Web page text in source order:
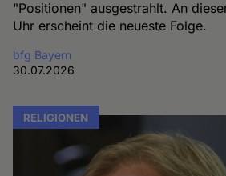
"Positionen" ausgestrahlt. An
Uhr erscheint die neueste Folge.
bfg Bayern
30.07.2026
RELIGIONEN